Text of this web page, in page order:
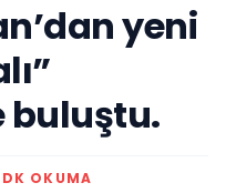
yeni
buluştu.
DK OKUMA